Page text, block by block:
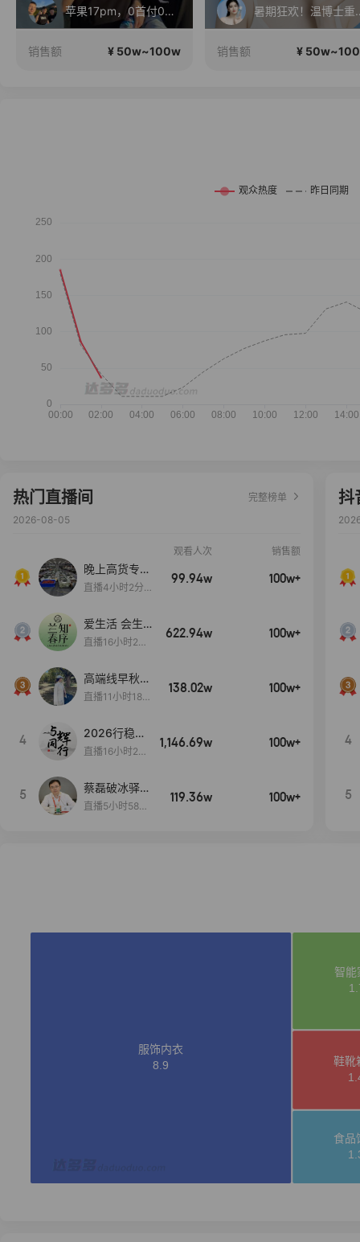
苹果17pm，0首付0利息！
销售额 ¥ 50w~100w
暑期狂欢！温博
销售额 ¥
热门直播间
完整榜单
2026-08-05
观看人次 销售额
晚上高货专场
大放漏
直播4小时2分5
99.94w 100w+
爱生活 会生
活
直播16小时24
622.94w 100w+
高端线早秋现
货首发
直播11小时18分
138.02w 100w+
4
2026行稳致
远
直播16小时20
1,146.69w 100w+
5
蔡磊破冰驿站
直播间好物分
直播5小时58分
119.36w 100w+
抖
4
5